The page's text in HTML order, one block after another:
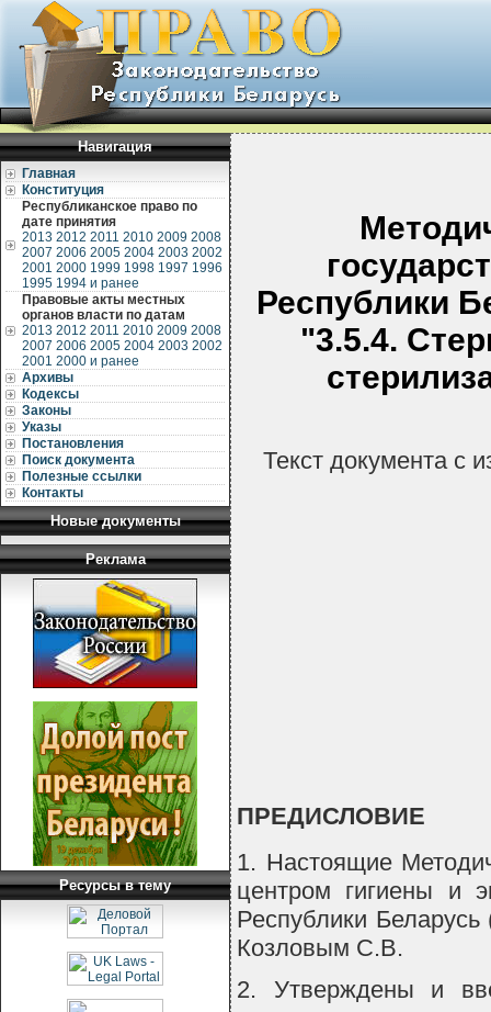
Навигация
Главная
Конституция
Республиканское право по
дате принятия
2013 2012 2011 2010 2009 2008
2007 2006 2005 2004 2003 2002
2001 2000 1999 1998 1997 1996
1995 1994 и ранее
Правовые акты местных
органов власти по датам
2013 2012 2011 2010 2009 2008
2007 2006 2005 2004 2003 2002
2001 2000 и ранее
Архивы
Кодексы
Законы
Указы
Постановления
Поиск документа
Полезные ссылки
Контакты
Новые документы
Реклама
Ресурсы в тему
Республики
"3.5.4.
Текст документа с
ПРЕДИСЛОВИЕ
1. Настоящие
центром гигиены и
Республики
Козловым С.В.
2. Утверждены и